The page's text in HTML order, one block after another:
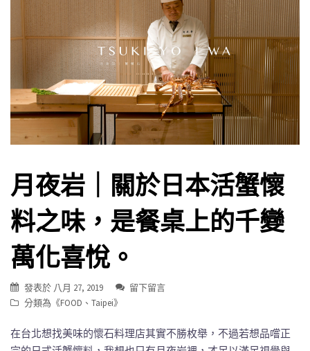
月夜岩｜關於日本活蟹懷
料之味，是餐桌上的千變
萬化喜悅。
發表於 八月 27, 2019
留下留言
分類為《FOOD 、 Taipei》
在台北想找美味的懷石料理店其實不勝枚舉，不過若想品嚐正